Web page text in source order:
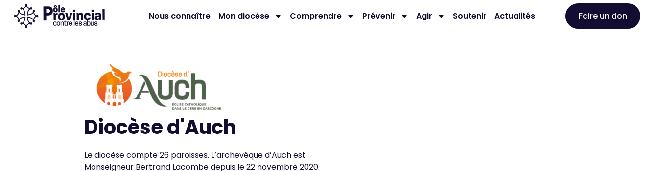
Nous connaître Mon diocèse Comprendre Prévenir Agir Soutenir Actualités Faire un don
Diocèse d'Auch
Le diocèse compte 26 paroisses. L’archevêque d’Auch est
Monseigneur Bertrand Lacombe depuis le 22 novembre 2020.